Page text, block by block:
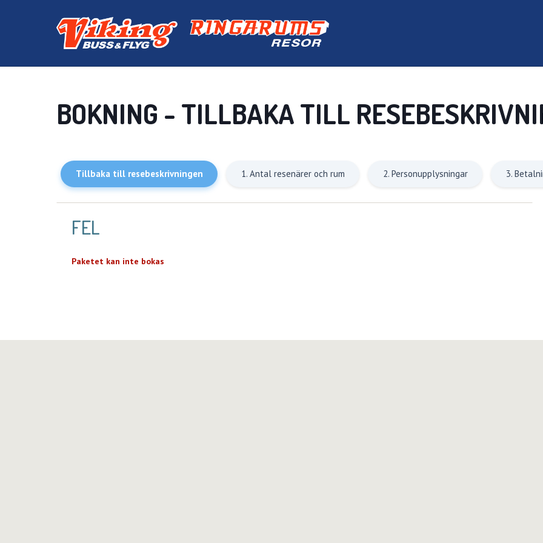
BOKNING - TILLBAKA TILL
Tillbaka till resebeskrivningen 1. Antal resenärer och rum 2. Personupplysningar 3.
FEL
Paketet kan inte bokas